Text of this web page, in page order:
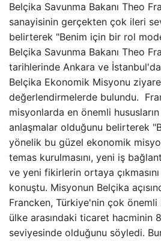
Belçika Savunma Bakanı Theo
sanayisinin gerçekten çok ileri
belirterek "Benim için bir rol
Belçika Savunma Bakanı Theo
tarihlerinde Ankara ve
Belçika Ekonomik Misyonu
değerlendirmelerde bulundu.
misyonlarda en önemli
anlaşmalar olduğunu belirterek
yönelik bu güzel ekonomik
temas kurulmasını, yeni iş
ve yeni fikirlerin ortaya
konuştu. Misyonun Belçika
Francken, Türkiye'nin çok
ülke arasındaki ticaret hacminin
seviyesinde olduğunu söyledi.